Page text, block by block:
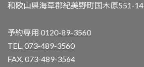
和歌山県海草郡紀美野町国木原551-14
予約専用 0120-89-3560
TEL.073-489-3560
FAX. 073-489-3564